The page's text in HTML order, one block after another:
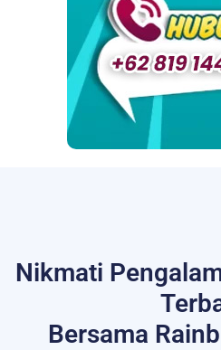
Nikmati
Bersama